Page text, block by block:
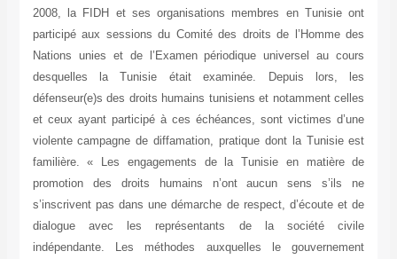
2008, la FIDH et ses organisations membres en Tunisie ont
participé aux sessions du Comité des droits de l’Homme des
Nations unies et de l’Examen périodique universel au cours
desquelles la Tunisie était examinée. Depuis lors, les
défenseur(e)s des droits humains tunisiens et notamment celles
et ceux ayant participé à ces échéances, sont victimes d’une
violente campagne de diffamation, pratique dont la Tunisie est
familière. « Les engagements de la Tunisie en matière de
promotion des droits humains n’ont aucun sens s’ils ne
s’inscrivent pas dans une démarche de respect, d’écoute et de
dialogue avec les représentants de la société civile
indépendante. Les méthodes auxquelles le gouvernement